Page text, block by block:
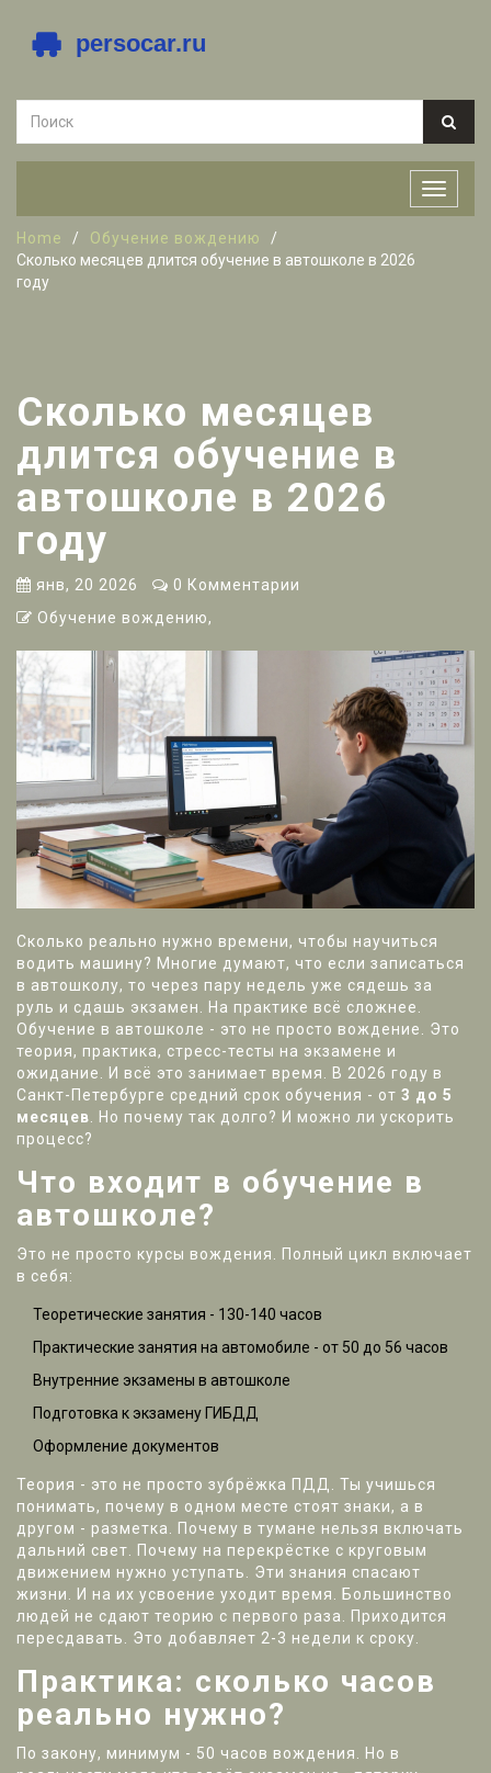
Home
Обучение вождению
Сколько месяцев длится обучение в автошколе в 2026
году
Сколько месяцев
длится обучение в
автошколе в 2026
году
янв, 20 2026
0 Комментарии
Обучение вождению,
Сколько реально нужно времени, чтобы научиться
водить машину? Многие думают, что если записаться
в автошколу, то через пару недель уже сядешь за
руль и сдашь экзамен. На практике всё сложнее.
Обучение в автошколе - это не просто вождение. Это
теория, практика, стресс-тесты на экзамене и
ожидание. И всё это занимает время. В 2026 году в
Санкт-Петербурге средний срок обучения - от 3 до 5
месяцев . Но почему так долго? И можно ли ускорить
процесс?
Что входит в обучение в
автошколе?
Это не просто курсы вождения. Полный цикл включает
в себя:
Теоретические занятия - 130-140 часов
Практические занятия на автомобиле - от 50 до 56 часов
Внутренние экзамены в автошколе
Подготовка к экзамену ГИБДД
Оформление документов
Теория - это не просто зубрёжка ПДД. Ты учишься
понимать, почему в одном месте стоят знаки, а в
другом - разметка. Почему в тумане нельзя включать
дальний свет. Почему на перекрёстке с круговым
движением нужно уступать. Эти знания спасают
жизни. И на их усвоение уходит время. Большинство
людей не сдают теорию с первого раза. Приходится
пересдавать. Это добавляет 2-3 недели к сроку.
Практика: сколько часов
реально нужно?
По закону, минимум - 50 часов вождения. Но в